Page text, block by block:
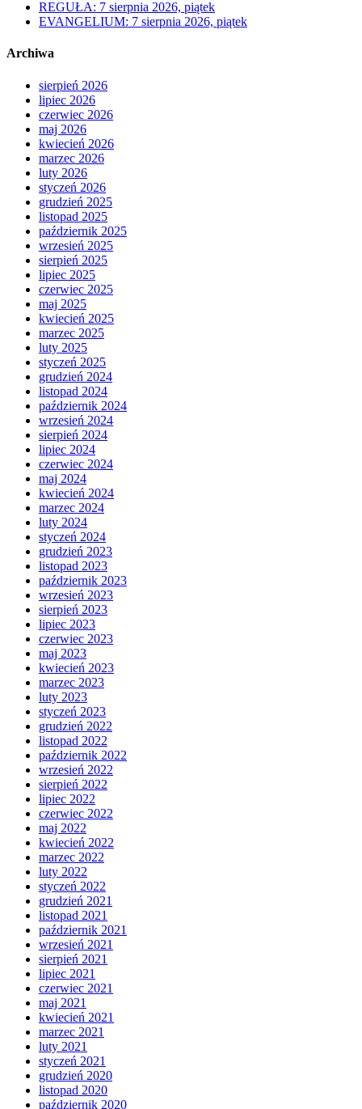
REGUŁA: 7 sierpnia 2026, piątek
EVANGELIUM: 7 sierpnia 2026, piątek
Archiwa
sierpień 2026
lipiec 2026
czerwiec 2026
maj 2026
kwiecień 2026
marzec 2026
luty 2026
styczeń 2026
grudzień 2025
listopad 2025
październik 2025
wrzesień 2025
sierpień 2025
lipiec 2025
czerwiec 2025
maj 2025
kwiecień 2025
marzec 2025
luty 2025
styczeń 2025
grudzień 2024
listopad 2024
październik 2024
wrzesień 2024
sierpień 2024
lipiec 2024
czerwiec 2024
maj 2024
kwiecień 2024
marzec 2024
luty 2024
styczeń 2024
grudzień 2023
listopad 2023
październik 2023
wrzesień 2023
sierpień 2023
lipiec 2023
czerwiec 2023
maj 2023
kwiecień 2023
marzec 2023
luty 2023
styczeń 2023
grudzień 2022
listopad 2022
październik 2022
wrzesień 2022
sierpień 2022
lipiec 2022
czerwiec 2022
maj 2022
kwiecień 2022
marzec 2022
luty 2022
styczeń 2022
grudzień 2021
listopad 2021
październik 2021
wrzesień 2021
sierpień 2021
lipiec 2021
czerwiec 2021
maj 2021
kwiecień 2021
marzec 2021
luty 2021
styczeń 2021
grudzień 2020
listopad 2020
październik 2020